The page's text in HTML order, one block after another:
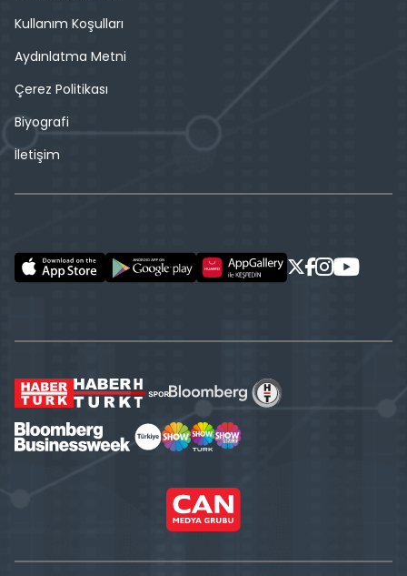
Kullanım Koşulları
Aydınlatma Metni
Çerez Politikası
Biyografi
İletişim